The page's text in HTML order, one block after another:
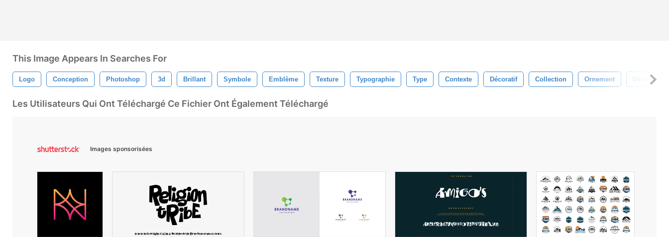
This Image Appears In Searches For
Logo Conception Photoshop 3d Brillant Symbole Emblème Texture Typographie Type Contexte Décoratif Collection Ornement Décoration
Les Utilisateurs Qui Ont Téléchargé Ce Fichier Ont Également Téléchargé
Images sponsorisées